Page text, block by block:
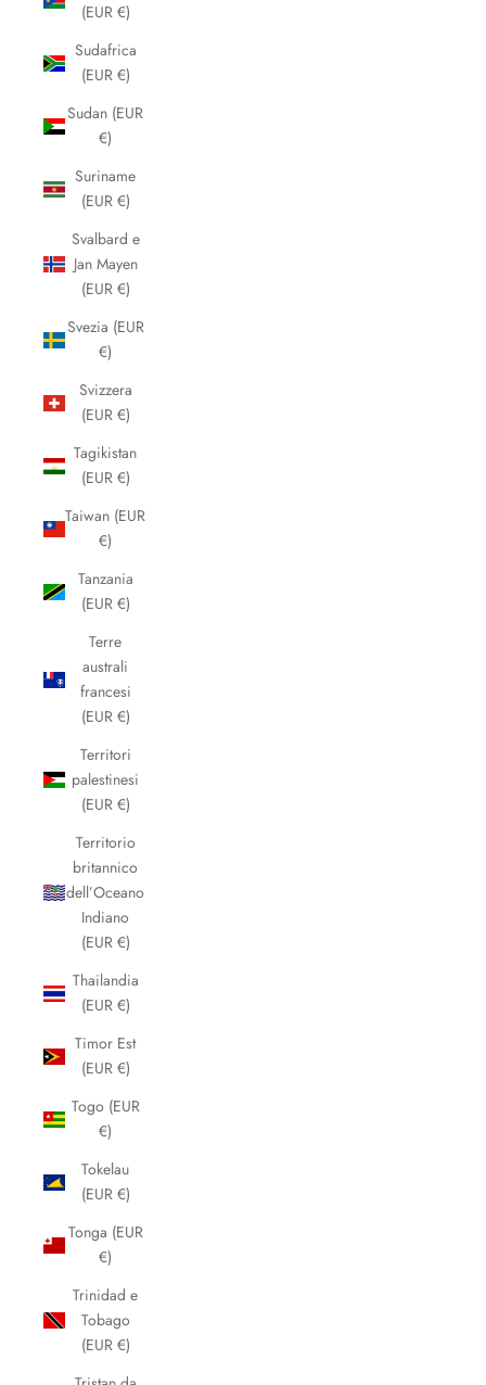
(EUR €)
Sudafrica
(EUR €)
Sudan (EUR
€)
Suriname
(EUR €)
Svalbard e
Jan Mayen
(EUR €)
Svezia (EUR
€)
Svizzera
(EUR €)
Tagikistan
(EUR €)
Taiwan (EUR
€)
Tanzania
(EUR €)
Terre
australi
francesi
(EUR €)
Territori
palestinesi
(EUR €)
Territorio
britannico
dell’Oceano
Indiano
(EUR €)
Thailandia
(EUR €)
Timor Est
(EUR €)
Togo (EUR
€)
Tokelau
(EUR €)
Tonga (EUR
€)
Trinidad e
Tobago
(EUR €)